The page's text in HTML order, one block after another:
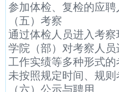
参加体检、复检的应
（五）考察
通过体检人员进入考察
学院（部）对考察人
工作实绩等多种形式
未按照规定时间、规
（六）公示与聘用